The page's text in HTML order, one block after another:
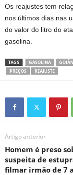
Os reajustes tem
nos últimos dias nas
do valor do litro do
gasolina.
TAGS GASOLINA
PREÇOS
REAJUSTE
Artigo anterior
Homem é preso
suspeita de
filmar irmão de 7